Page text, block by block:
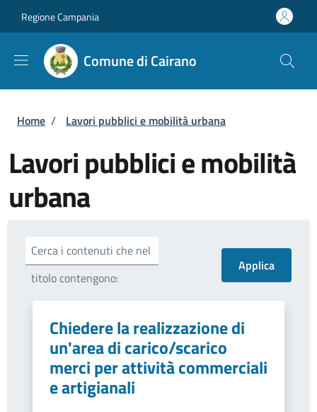
Regione Campania
Comune di Cairano
Briciole di pane
Home / Lavori pubblici e mobilità urbana
Lavori pubblici e mobilità
urbana
Cerca i contenuti che nel
titolo contengono:
Chiedere la realizzazione di
un'area di carico/scarico
merci per attività commerciali
e artigianali